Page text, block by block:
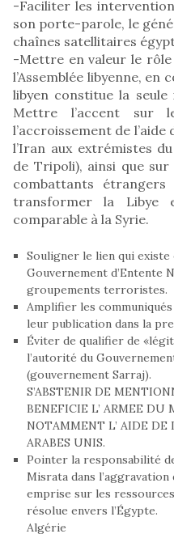
-Faciliter les
son porte-parole, le
chaînes satellitaires
-Mettre en valeur le rôle
l’Assemblée libyenne,
libyen constitue la
Mettre l’accent sur
l’accroissement de
l’Iran aux extrémistes
de Tripoli), ainsi que
combattants
transformer la Libye
comparable à la Syrie.
Souligner le lien qui
Gouvernement d’Entente
groupements terroristes.
Amplifier les
leur publication dans la
Éviter de qualifier de
l’autorité du
(gouvernement Sarraj).
S’ABSTENIR DE
BENEFICIE L’ ARMEE DU
NOTAMMENT L’ AIDE DE
ARABES UNIS.
Pointer la responsabilité
Misrata dans
emprise sur les
résolue envers l’Égypte.
Algérie